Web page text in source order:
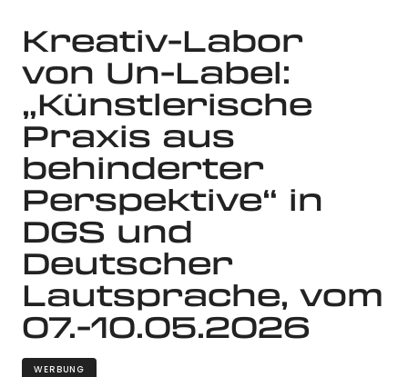
Kreativ-Labor
von Un-Label:
„Künstlerische
Praxis aus
behinderter
Perspektive“ in
DGS und
Deutscher
Lautsprache, vom
07.-10.05.2026
WERBUNG